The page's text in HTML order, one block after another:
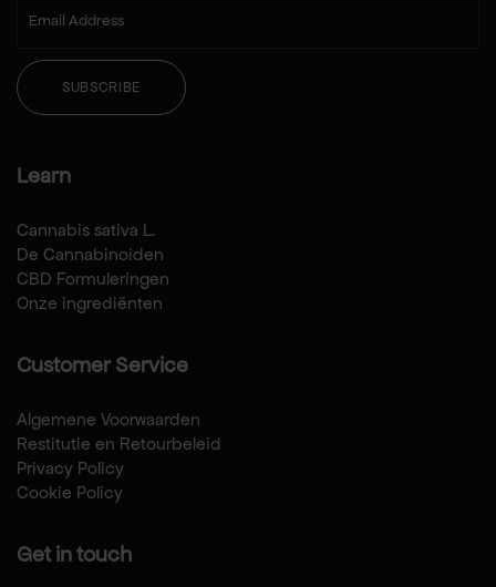
SUBSCRIBE
Learn
Cannabis sativa L.
De Cannabinoiden
CBD Formuleringen
Onze ingrediënten
Customer Service
Algemene Voorwaarden
Restitutie en Retourbeleid
Privacy Policy
Cookie Policy
Get in touch